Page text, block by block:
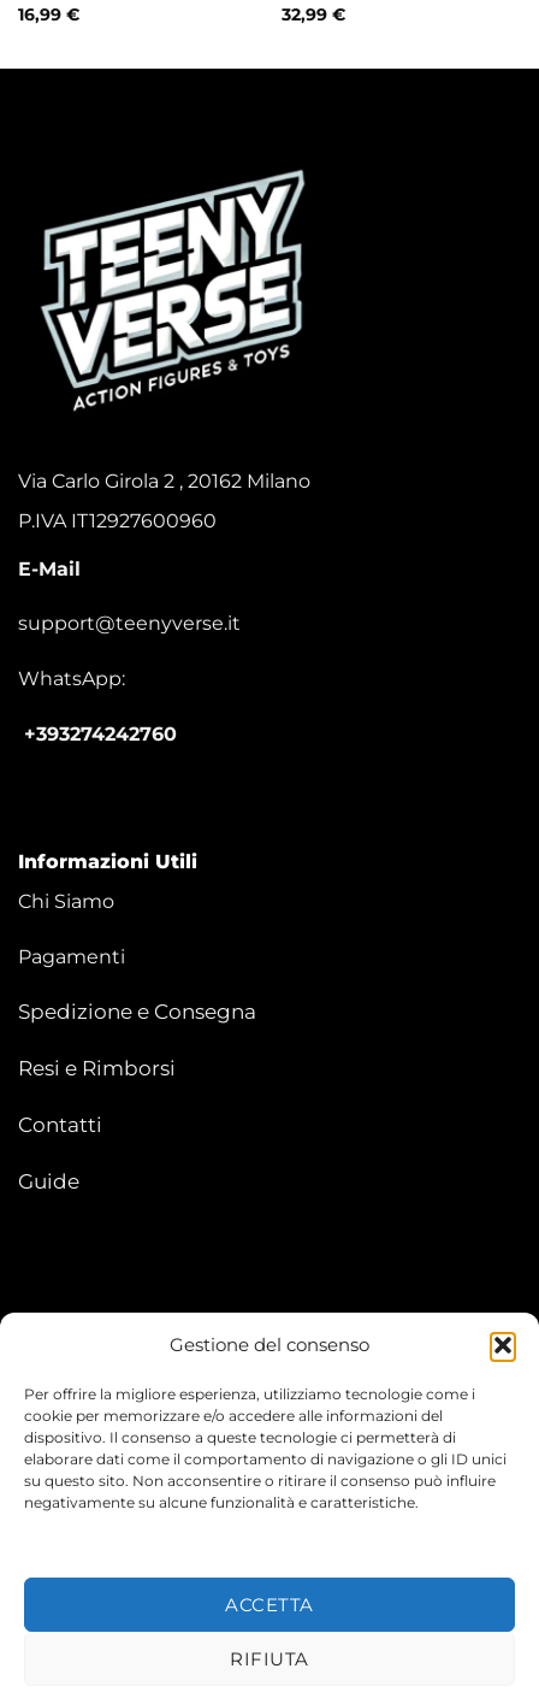
Gestione del consenso
Per offrire la migliore esperienza, utilizziamo tecnologie come i
cookie per memorizzare e/o accedere alle informazioni del
dispositivo. Il consenso a queste tecnologie ci permetterà di
elaborare dati come il comportamento di navigazione o gli ID unici
su questo sito. Non acconsentire o ritirare il consenso può influire
negativamente su alcune funzionalità e caratteristiche.
ACCETTA
RIFIUTA
16,99 € 32,99 €
Via Carlo Girola 2 , 20162 Milano
P.IVA IT12927600960
E-Mail
support@teenyverse.it
WhatsApp:
+393274242760
Informazioni Utili
Chi Siamo
Pagamenti
Spedizione e Consegna
Resi e Rimborsi
Contatti
Guide
I Miei Ordini
Le mie informazioni
© 2026 TEENYVERSE